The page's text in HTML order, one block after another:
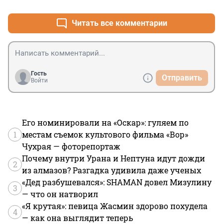
Читать все комментарии
Гость
Войти
Отправить
1
Его номинировали на «Оскар»: гуляем по
местам съемок культового фильма «Вор»
Чухрая — фоторепортаж
2
Почему внутри Урана и Нептуна идут дожди
из алмазов? Разгадка удивила даже ученых
3
«Дед разбушевался»: SHAMAN довел Мизулину
— что он натворил
4
«Я крутая»: певица Жасмин здорово похудела
— как она выглядит теперь